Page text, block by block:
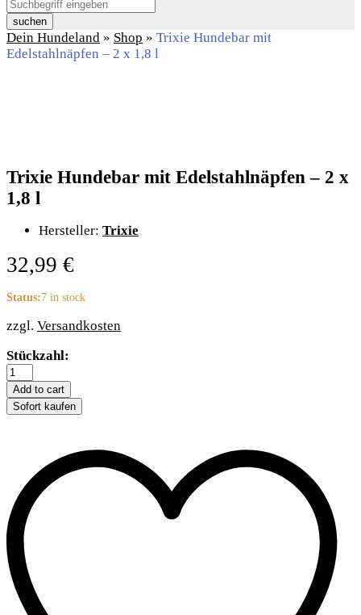
suchen
Dein Hundeland » Shop » Trixie Hundebar mit
Edelstahlnäpfen – 2 x 1,8 l
Trixie Hundebar mit Edelstahlnäpfen – 2 x
1,8 l
Hersteller: Trixie
32,99 €
Status:7 in stock
zzgl. Versandkosten
Trixie
Hundebar
mit
Edelstahlnäpfen
-
quantity
Stückzahl:
Add to cart
Sofort kaufen